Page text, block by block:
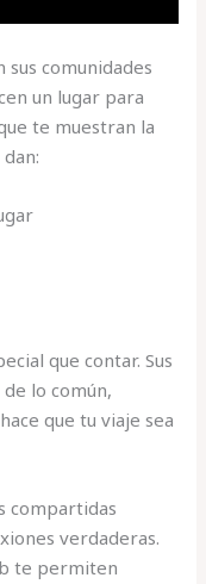
comunidades
un lugar para
te muestran la
que contar. Sus
lo común,
que tu viaje sea
compartidas
verdaderas.
te permiten